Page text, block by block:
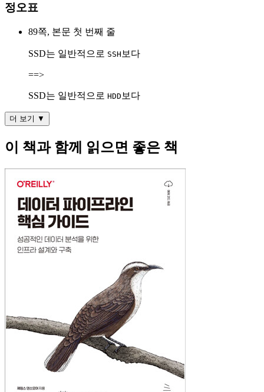
정오표
89쪽, 본문 첫 번째 줄
SSD는 일반적으로 SSH 보다
==>
SSD는 일반적으로 HDD 보다
더 보기 ▼
이 책과 함께 읽으면 좋은 책